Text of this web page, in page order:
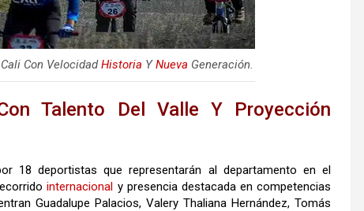
Con VelocidadHistoria YNueva Generación.
Talento Del Valle Y Proyección
18 deportistas que representarán al departamento en el
internacional y presencia destacada en competencias
Guadalupe Palacios, Valery Thaliana Hernández, Tomás